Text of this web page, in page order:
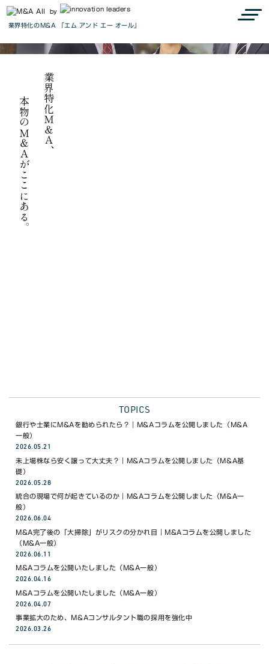
by
業界特化のM&A 「エム アンド エー オール」
業界特化Ｍ＆Ａ、
本物のＭ＆Ａがここにある。
Connect to the next
we are M&A all.
TOPICS
銀行や士業にM&Aを勧められたら？｜M&Aコラムを公開しました（M&A
一般）
2026.05.21
未上場株なら安く譲って大丈夫？｜M&Aコラムを公開しました（M&A基
礎）
2026.05.28
統合の現場で何が起きているのか｜M&Aコラムを公開しました（M&A一
般）
2026.06.04
M&A完了後の「大掃除」がリスクの分かれ目｜M&Aコラムを公開しました
（M&A一般）
2026.06.11
M&Aコラムを公開いたしました（M&A一般）
2026.04.16
M&Aコラムを公開いたしました（M&A一般）
2026.04.07
事業拡大のため、M&Aコンサルタント職の採用を強化中
2026.03.26